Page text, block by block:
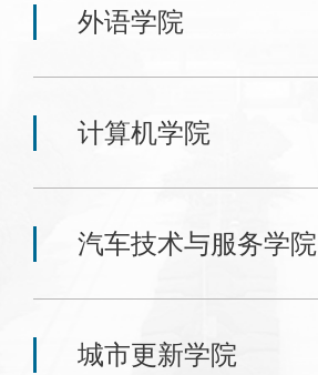
外语学院
计算机学院
汽车技术与服务学院
城市更新学院